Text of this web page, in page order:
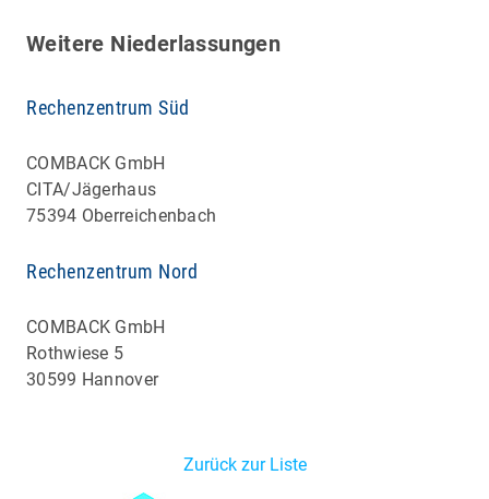
Weitere Niederlassungen
Rechenzentrum Süd
COMBACK GmbH
CITA/Jägerhaus
75394 Oberreichenbach
Rechenzentrum Nord
COMBACK GmbH
Rothwiese 5
30599 Hannover
Zurück zur Liste